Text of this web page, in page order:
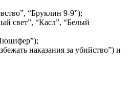
“Бруклин 9-9”);
свет”, “Касл”, “Белый
наказания за убийство”) и